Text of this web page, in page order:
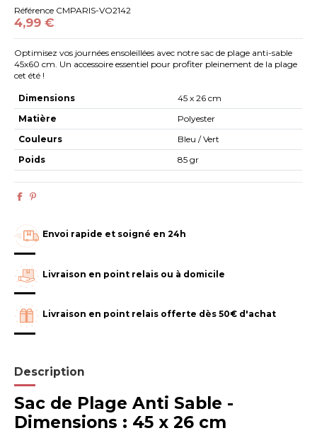
Référence CMPARIS-VO2142
4,99 €
Optimisez vos journées ensoleillées avec notre sac de plage anti-sable
45x60 cm. Un accessoire essentiel pour profiter pleinement de la plage
cet été !
Dimensions
45 x 26 cm
Matière
Polyester
Couleurs
Bleu / Vert
Poids
85 gr
Envoi rapide et soigné en 24h
Livraison en point relais ou à domicile
Livraison en point relais offerte dès 50€ d'achat
Description
Sac de Plage Anti Sable -
Dimensions : 45 x 26 cm